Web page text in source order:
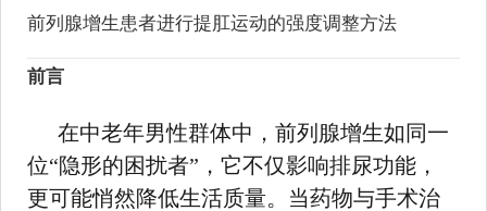
前列腺增生患者进行提肛运动的强度调整方法
前言
在中老年男性群体中，前列腺增生如同一
位“隐形的困扰者”，它不仅影响排尿功能，
更可能悄然降低生活质量。当药物与手术治